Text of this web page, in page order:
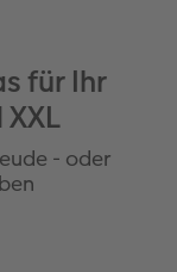
für Ihr
XXL
- oder